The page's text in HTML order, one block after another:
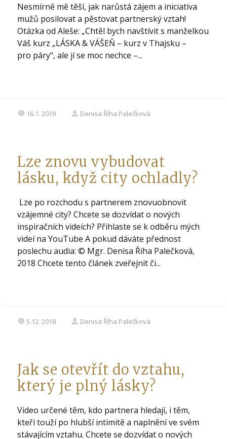
Nesmírně mě těší, jak narůstá zájem a iniciativa
mužů posilovat a pěstovat partnerský vztah!
Otázka od Aleše: „Chtěl bych navštívit s manželkou
Váš kurz „LÁSKA & VÁŠEŇ – kurz v Thajsku –
pro páry“, ale jí se moc nechce –...
16.1. 2019 Denisa Říha Palečková
Lze znovu vybudovat
lásku, když city ochladly?
Lze po rozchodu s partnerem znovuobnovit
vzájemné city? Chcete se dozvídat o nových
inspiračních videích? Přihlaste se k odběru mých
videí na YouTube A pokud dáváte přednost
poslechu audia: © Mgr. Denisa Říha Palečková,
2018 Chcete tento článek zveřejnit či...
5.12. 2018 Denisa Říha Palečková
Jak se otevřít do vztahu,
který je plný lásky?
Video určené těm, kdo partnera hledají, i těm,
kteří touží po hlubší intimitě a naplnění ve svém
stávajícím vztahu. Chcete se dozvídat o nových